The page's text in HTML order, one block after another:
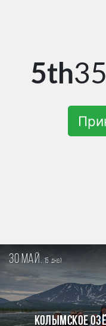
5th
30 май.15 дней
КОЛЫМСКОЕ